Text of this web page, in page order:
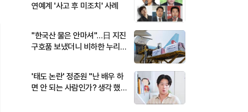
연예계 '사고 후 미조치' 사례
"한국산 물은 안마셔"…日 지진
구호품 보냈더니 비하한 누리
'태도 논란' 정준원 "난 배우 하
면 안 되는 사람인가? 생각 했